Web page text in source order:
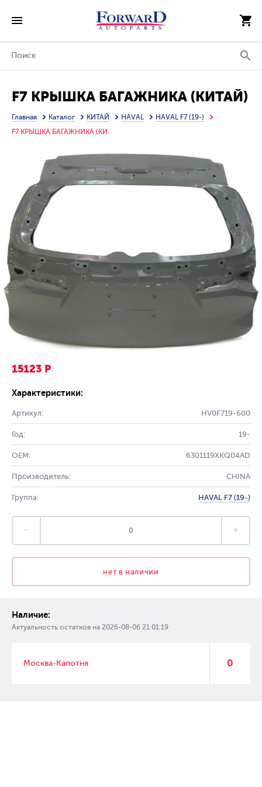
F7 КРЫШКА БАГАЖНИКА (КИТАЙ)
Главная Каталог КИТАЙ HAVAL
HAVAL F7 (19-)
F7 КРЫШКА БАГАЖНИКА (КИ.
15123 Р
Характеристики:
Артикул: HV0F719-600
Год: 19-
OEM: 6301119XKQ04AD
Производитель: CHINA
Группа: HAVAL F7 (19-)
нет в наличии
Наличие:
Актуальность остатков на 2026-08-06 21:01:19
Москва-Капотня 0